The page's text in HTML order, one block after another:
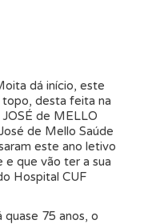
dá início, este
topo, desta feita na
de MELLO
de Mello Saúde
este ano letivo
e que vão ter a sua
Hospital CUF
75 anos, o